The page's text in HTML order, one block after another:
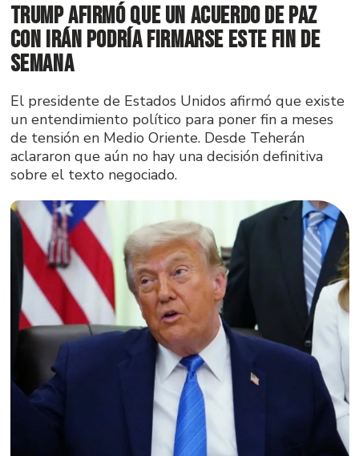
Trump afirmó que un acuerdo de paz
con Irán podría firmarse este fin de
semana
El presidente de Estados Unidos afirmó que existe
un entendimiento político para poner fin a meses
de tensión en Medio Oriente. Desde Teherán
aclararon que aún no hay una decisión definitiva
sobre el texto negociado.